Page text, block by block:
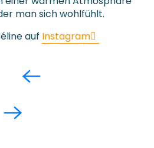
man sich wohlfühlt.
auf Instagram